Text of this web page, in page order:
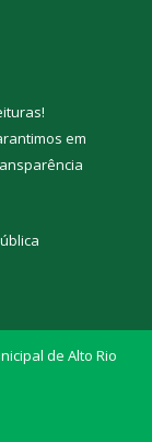
!
em
de Alto Rio